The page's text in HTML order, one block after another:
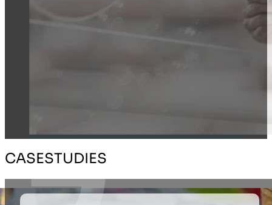
CASESTUDIES